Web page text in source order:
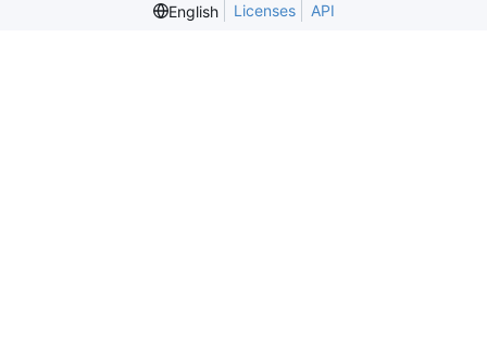
English
Licenses API